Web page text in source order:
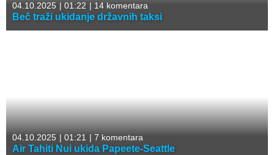
04.10.2025 | 01:22 | 14 komentara
Beč traži ukidanje državnih taksi
04.10.2025 | 01:21 | 7 komentara
Air Tahiti Nui ukida Papeete-Seattle